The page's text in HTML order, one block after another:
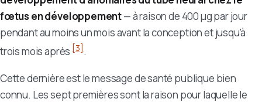
fœtus en développement— à raison de 400 µg par jour
pendant au moins un mois avant la conception et jusqu'à
trois mois après[3].
Cette dernière est le message de santé publique bien
connu. Les sept premières sont la raison pour laquelle le